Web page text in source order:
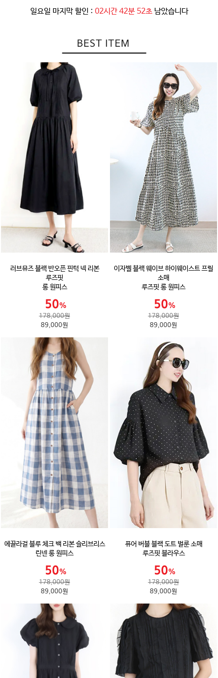
일요일 마지막 할인 : 02시간 42분 49초 남았습니다
러브뮤즈 블랙 반오픈 핀턱 넥 리본
루즈핏
롱 원피스
178,000원
89,000원
이자벨 블랙 웨이브 하이웨이스트 프릴
소매
루즈핏 롱 원피스
178,000원
89,000원
에끌라걸 블루 체크 백 리본 슬리브리스
린넨 롱 원피스
178,000원
89,000원
퓨어 버블 블랙 도트 벌룬 소매
루즈핏 블라우스
178,000원
89,000원